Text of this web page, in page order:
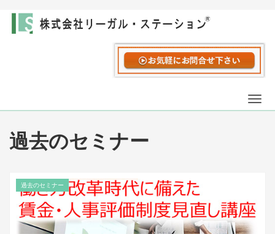
過去のセミナー
過去のセミナー